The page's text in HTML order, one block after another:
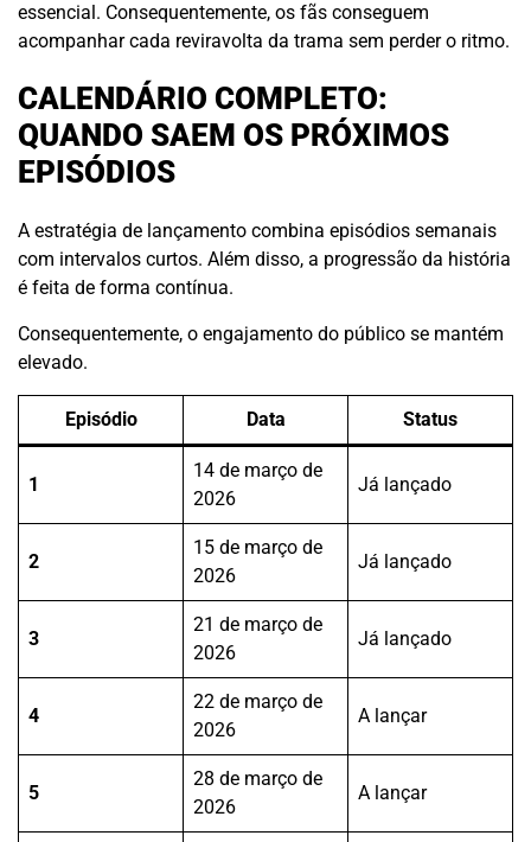
essencial. Consequentemente, os fãs conseguem
acompanhar cada reviravolta da trama sem perder o ritmo.
CALENDÁRIO COMPLETO:
QUANDO SAEM OS PRÓXIMOS
EPISÓDIOS
A estratégia de lançamento combina episódios semanais
com intervalos curtos. Além disso, a progressão da história
é feita de forma contínua.
Consequentemente, o engajamento do público se mantém
elevado.
Episódio Data Status
1
14 de março de
2026
Já lançado
2
15 de março de
2026
Já lançado
3
21 de março de
2026
Já lançado
4
22 de março de
2026
A lançar
5
28 de março de
2026
A lançar